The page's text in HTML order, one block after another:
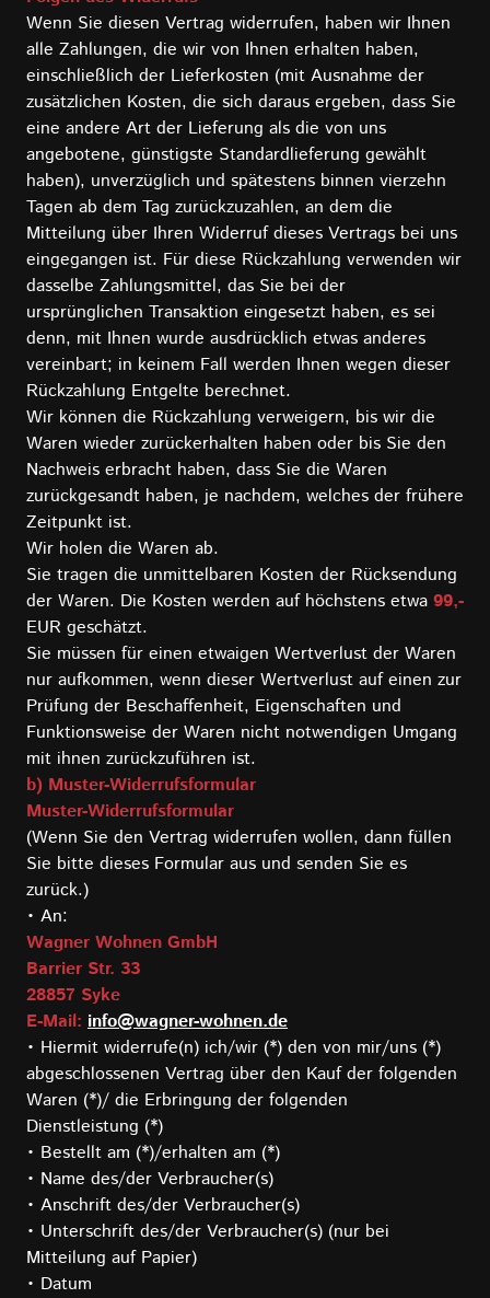
Wenn Sie diesen Vertrag widerrufen, haben wir Ihnen
alle Zahlungen, die wir von Ihnen erhalten haben,
einschließlich der Lieferkosten (mit Ausnahme der
zusätzlichen Kosten, die sich daraus ergeben, dass Sie
eine andere Art der Lieferung als die von uns
angebotene, günstigste Standardlieferung gewählt
haben), unverzüglich und spätestens binnen vierzehn
Tagen ab dem Tag zurückzuzahlen, an dem die
Mitteilung über Ihren Widerruf dieses Vertrags bei uns
eingegangen ist. Für diese Rückzahlung verwenden wir
dasselbe Zahlungsmittel, das Sie bei der
ursprünglichen Transaktion eingesetzt haben, es sei
denn, mit Ihnen wurde ausdrücklich etwas anderes
vereinbart; in keinem Fall werden Ihnen wegen dieser
Rückzahlung Entgelte berechnet.
Wir können die Rückzahlung verweigern, bis wir die
Waren wieder zurückerhalten haben oder bis Sie den
Nachweis erbracht haben, dass Sie die Waren
zurückgesandt haben, je nachdem, welches der frühere
Zeitpunkt ist.
Wir holen die Waren ab.
Sie tragen die unmittelbaren Kosten der Rücksendung
der Waren. Die Kosten werden auf höchstens etwa 99,-
EUR geschätzt.
Sie müssen für einen etwaigen Wertverlust der Waren
nur aufkommen, wenn dieser Wertverlust auf einen zur
Prüfung der Beschaffenheit, Eigenschaften und
Funktionsweise der Waren nicht notwendigen Umgang
mit ihnen zurückzuführen ist.
b) Muster-Widerrufsformular
Muster-Widerrufsformular
(Wenn Sie den Vertrag widerrufen wollen, dann füllen
Sie bitte dieses Formular aus und senden Sie es
zurück.)
• An:
Wagner Wohnen GmbH
Barrier Str. 33
28857 Syke
E-Mail: info@wagner-wohnen.de
• Hiermit widerrufe(n) ich/wir (*) den von mir/uns (*)
abgeschlossenen Vertrag über den Kauf der folgenden
Waren (*)/ die Erbringung der folgenden
Dienstleistung (*)
• Bestellt am (*)/erhalten am (*)
• Name des/der Verbraucher(s)
• Anschrift des/der Verbraucher(s)
• Unterschrift des/der Verbraucher(s) (nur bei
Mitteilung auf Papier)
• Datum